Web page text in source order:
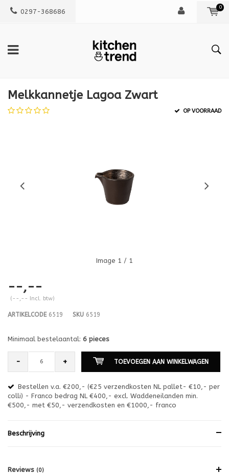
0297-368686
0
Melkkannetje Lagoa Zwart
OP VOORRAAD
Image 1 / 1
--,--
(--,-- Incl. btw)
ARTIKELCODE6519 SKU 6519
Minimaal bestelaantal: 6 pieces
- + TOEVOEGEN AAN WINKELWAGEN
Bestellen v.a. €200,- (€25 verzendkosten NL pallet- €10,- per
colli) - Franco bedrag NL €400,- excl. Waddeneilanden min.
€500,- met €50,- verzendkosten en €1000,- franco
Beschrijving
Reviews (0)